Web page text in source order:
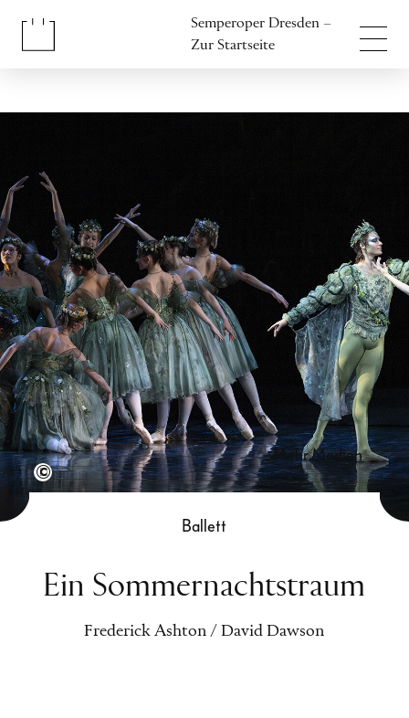
Semperoper Dresden –
Zur Startseite
Semperoper Dresden/Jubal Battisti
mehr Medien
Ballett
Ein Sommernachtstraum
Frederick Ashton / David Dawson